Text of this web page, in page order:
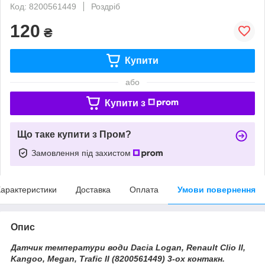
Код: 8200561449
Роздріб
120 ₴
Купити
або
Купити з
Що таке купити з Пром?
Замовлення під захистом
Доставка Оплата Умови повернення
Опис
Датчик температури води Dacia Logan, Renault Clio II,
Kangoo, Megan, Trafic II (8200561449) 3-ох контакн.